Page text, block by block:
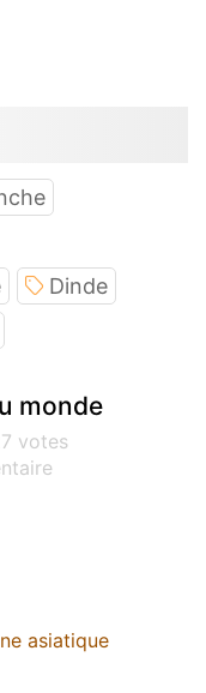
Dinde
monde
asiatique